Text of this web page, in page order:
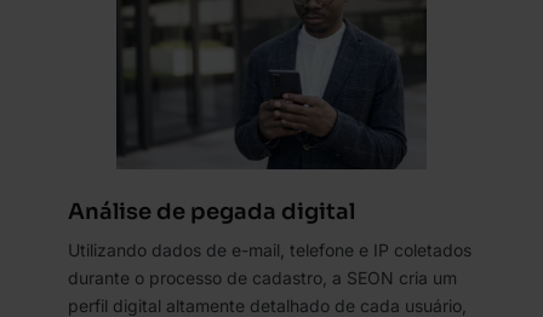
Análise de pegada digital
Utilizando dados de e-mail, telefone e IP coletados
durante o processo de cadastro, a SEON cria um
perfil digital altamente detalhado de cada usuário,